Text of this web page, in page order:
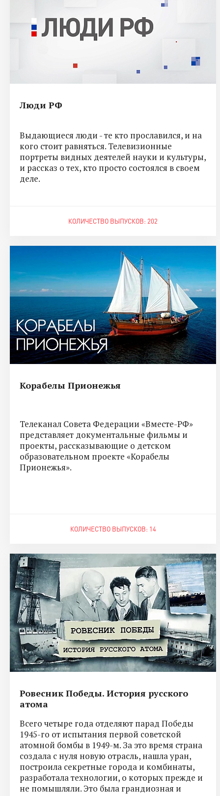
Люди РФ
Выдающиеся люди - те кто прославился, и на
кого стоит равняться. Телевизионные
портреты видных деятелей науки и культуры,
и рассказ о тех, кто просто состоялся в своем
деле.
КОЛИЧЕСТВО ВЫПУСКОВ: 202
Корабелы Прионежья
Телеканал Совета Федерации «Вместе-РФ»
представляет документальные фильмы и
проекты, рассказывающие о детском
образовательном проекте «Корабелы
Прионежья».
КОЛИЧЕСТВО ВЫПУСКОВ: 14
Ровесник Победы. История русского
атома
Всего четыре года отделяют парад Победы
1945-го от испытания первой советской
атомной бомбы в 1949-м. За это время страна
создала с нуля новую отрасль, нашла уран,
построила секретные города и комбинаты,
разработала технологии, о которых прежде и
не помышляли. Это была грандиозная и